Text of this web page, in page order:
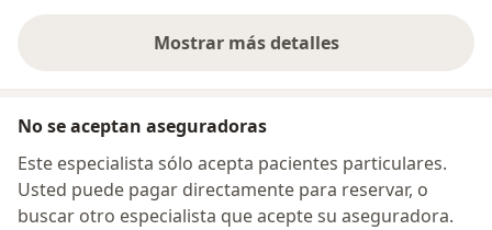
Mostrar más detalles
sobre la dirección
No se aceptan aseguradoras
Este especialista sólo acepta pacientes particulares.
Usted puede pagar directamente para reservar, o
buscar otro especialista que acepte su aseguradora.